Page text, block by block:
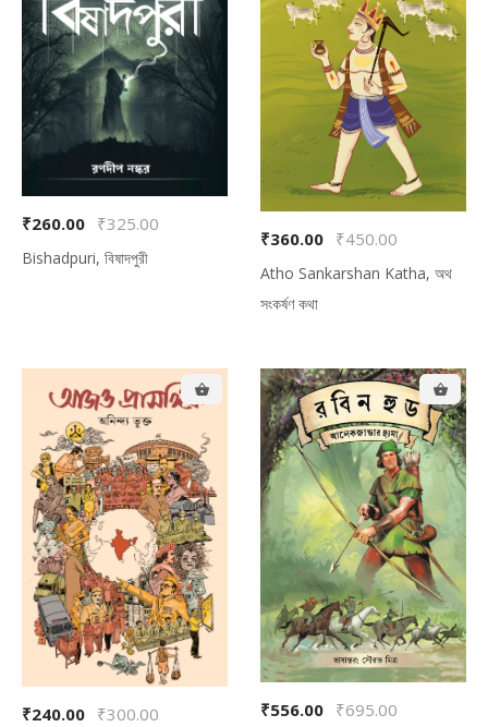
₹260.00 ₹325.00
Bishadpuri, বিষাদপুরী
₹360.00 ₹450.00
Atho Sankarshan Katha, অথ
সংকর্ষণ কথা
₹240.00 ₹300.00 ₹556.00 ₹695.00